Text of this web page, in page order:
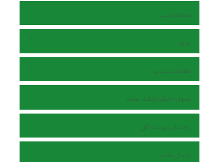
صفحه اصلی
مرور
اطلاعات نشریه
اصول اخلاقی انتشار مقاله
راهنمای نویسندگان
ارسال مقاله